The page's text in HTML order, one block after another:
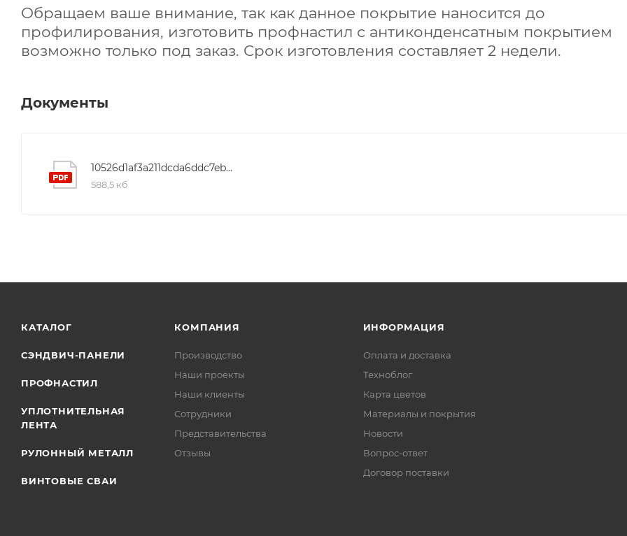
Обращаем ваше внимание, так как данное покрытие наносится до
профилирования, изготовить профнастил с антиконденсатным покрытием
возможно только под заказ. Срок изготовления составляет 2 недели.
Документы
10526d1af3a211dcda6ddc7eb25d8322
588,5 кб
КАТАЛОГ
СЭНДВИЧ-ПАНЕЛИ
ПРОФНАСТИЛ
УПЛОТНИТЕЛЬНАЯ
ЛЕНТА
РУЛОННЫЙ МЕТАЛЛ
ВИНТОВЫЕ СВАИ
КОМПАНИЯ
Производство
Наши проекты
Наши клиенты
Сотрудники
Представительства
Отзывы
ИНФОРМАЦИЯ
Оплата и доставка
Техноблог
Карта цветов
Материалы и покрытия
Новости
Вопрос-ответ
Договор поставки